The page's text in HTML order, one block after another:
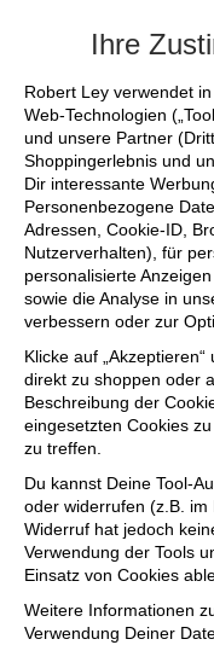
Ihre
Robert Ley verwendet
Web-Technologien
und unsere Partner
Shoppingerlebnis und
Dir interessante
Personenbezogene
Adressen, Cookie-ID,
Nutzerverhalten), für
personalisierte
sowie die Analyse in
verbessern oder zur
Klicke auf
direkt zu shoppen oder
Beschreibung der
eingesetzten Cookies
zu treffen.
Du kannst Deine Tool-
oder widerrufen (z.B.
Widerruf hat jedoch
Verwendung der Tools
Einsatz von Cookies
Weitere Informationen
Verwendung Deiner